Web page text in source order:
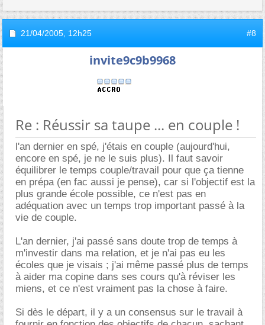
21/04/2005, 12h25 #8
invite9c9b9968
Re : Réussir sa taupe ... en couple !
l'an dernier en spé, j'étais en couple (aujourd'hui,
encore en spé, je ne le suis plus). Il faut savoir
équilibrer le temps couple/travail pour que ça tienne
en prépa (en fac aussi je pense), car si l'objectif est la
plus grande école possible, ce n'est pas en
adéquation avec un temps trop important passé à la
vie de couple.
L'an dernier, j'ai passé sans doute trop de temps à
m'investir dans ma relation, et je n'ai pas eu les
écoles que je visais ; j'ai même passé plus de temps
à aider ma copine dans ses cours qu'à réviser les
miens, et ce n'est vraiment pas la chose à faire.
Si dès le départ, il y a un consensus sur le travail à